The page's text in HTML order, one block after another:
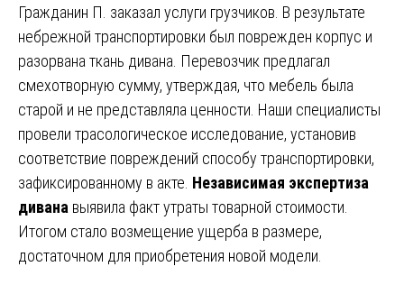
Гражданин П. заказал услуги грузчиков. В результате
небрежной транспортировки был поврежден корпус и
разорвана ткань дивана. Перевозчик предлагал
смехотворную сумму, утверждая, что мебель была
старой и не представляла ценности. Наши специалисты
провели трасологическое исследование, установив
соответствие повреждений способу транспортировки,
зафиксированному в акте. Независимая экспертиза
дивана выявила факт утраты товарной стоимости.
Итогом стало возмещение ущерба в размере,
достаточном для приобретения новой модели.